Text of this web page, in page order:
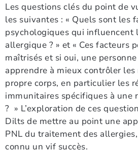
Les questions clés du point de
les suivantes : « Quels sont les
psychologiques qui influencent
allergique ? » et « Ces facteurs
maîtrisés et si oui, une
apprendre à mieux contrôler les
propre corps, en particulier les
immunitaires spécifiques à une
? » L’exploration de ces
Dilts de mettre au point une
PNL du traitement des
connu un vif succès.